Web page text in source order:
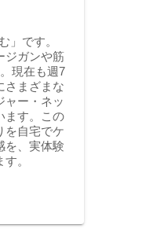
」です。
ジガンや筋
現在も週7
さまざまな
ャー・ネッ
ます。この
を自宅でケ
を、実体験
。